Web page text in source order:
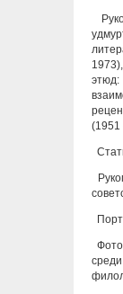
(1951